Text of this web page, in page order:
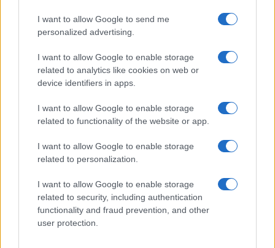
I want to allow Google to send me
personalized advertising.
I want to allow Google to enable storage
related to analytics like cookies on web or
device identifiers in apps.
I want to allow Google to enable storage
related to functionality of the website or app.
I want to allow Google to enable storage
related to personalization.
I want to allow Google to enable storage
related to security, including authentication
functionality and fraud prevention, and other
user protection.
EZEN A NAPON TÖRTÉNT
Legyen szó háborúellenes musicalről, alternatív Mozart-
képről vagy egy tűzoltóbál Oscar-jelölt ábrázolásáról, Miloš
cseh–amerikai rendezőnek többek között olyan
kultfilmeket köszönhetünk, mint a Hair, az Amadeus vagy a
Tűz van, babám!.
Csendbeszéd – Rendhagyó beszámoló
Kurtág György operájának kapcsán